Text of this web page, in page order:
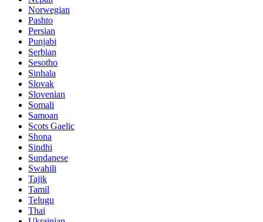
Norwegian
Pashto
Persian
Punjabi
Serbian
Sesotho
Sinhala
Slovak
Slovenian
Somali
Samoan
Scots Gaelic
Shona
Sindhi
Sundanese
Swahili
Tajik
Tamil
Telugu
Thai